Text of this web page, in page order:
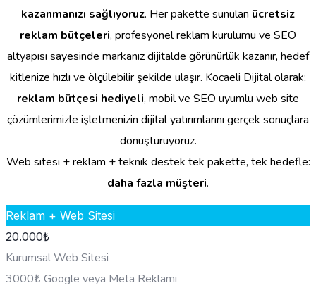
kazanmanızı sağlıyoruz. Her pakette sunulan ücretsiz
reklam bütçeleri, profesyonel reklam kurulumu ve SEO
altyapısı sayesinde markanız dijitalde görünürlük kazanır, hedef
kitlenize hızlı ve ölçülebilir şekilde ulaşır. Kocaeli Dijital olarak;
reklam bütçesi hediyeli, mobil ve SEO uyumlu web site
çözümlerimizle işletmenizin dijital yatırımlarını gerçek sonuçlara
dönüştürüyoruz.
Web sitesi + reklam + teknik destek tek pakette, tek hedefle:
daha fazla müşteri.
Reklam + Web Sitesi
20.000₺
Kurumsal Web Sitesi
3000₺ Google veya Meta Reklamı